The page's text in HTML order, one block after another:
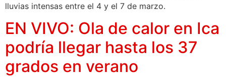
lluvias intensas entre el 4 y el 7 de marzo.
EN VIVO: Ola de calor en Ica
podría llegar hasta los 37
grados en verano